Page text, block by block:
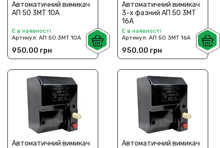
Автоматичний вимикач
АП 50 3МТ 10А
Є в наявності
Артикул: АП 50 3МТ 10А
950,00 грн
Автоматичний вимикач
3-х фазний АП 50 3МТ
16А
Є в наявності
Артикул: АП 50 3МТ 16А
950,00 грн
Автоматичний вимикач
Автоматичний вимикач